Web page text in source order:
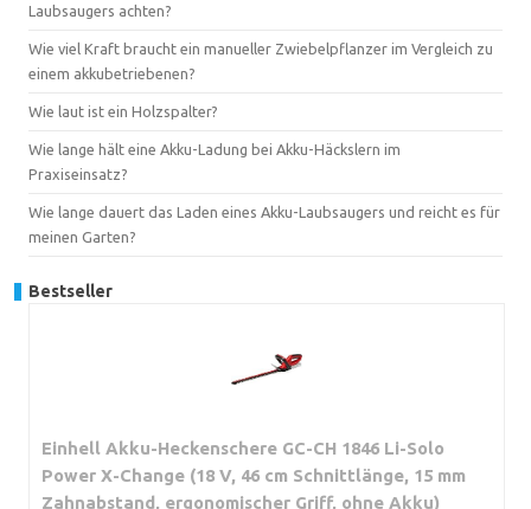
Laubsaugers achten?
Wie viel Kraft braucht ein manueller Zwiebelpflanzer im Vergleich zu
einem akkubetriebenen?
Wie laut ist ein Holzspalter?
Wie lange hält eine Akku-Ladung bei Akku-Häckslern im
Praxiseinsatz?
Wie lange dauert das Laden eines Akku-Laubsaugers und reicht es für
meinen Garten?
Bestseller
Einhell Akku-Heckenschere GC-CH 1846 Li-Solo
Power X-Change (18 V, 46 cm Schnittlänge, 15 mm
Zahnabstand, ergonomischer Griff, ohne Akku)